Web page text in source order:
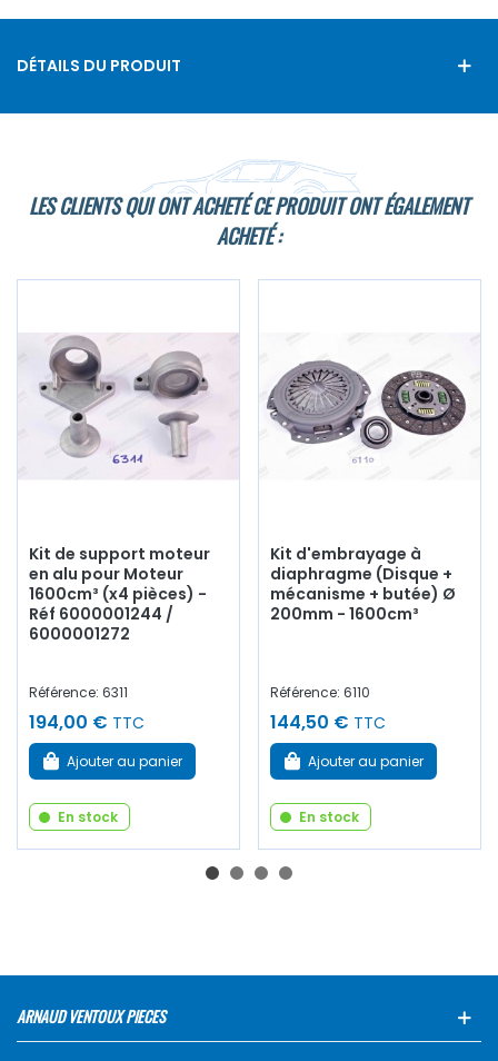
DÉTAILS DU PRODUIT
LES CLIENTS QUI ONT ACHETÉ CE PRODUIT ONT ÉGALEMENT
ACHETÉ :
Kit de support moteur
en alu pour Moteur
1600cm³ (x4 pièces) -
Réf 6000001244 /
6000001272
Référence: 6311
194,00 € TTC
Ajouter au panier
En stock
Kit d'embrayage à
diaphragme (Disque +
mécanisme + butée) Ø
200mm - 1600cm³
Référence: 6110
144,50 € TTC
Ajouter au panier
En stock
ARNAUD VENTOUX PIECES